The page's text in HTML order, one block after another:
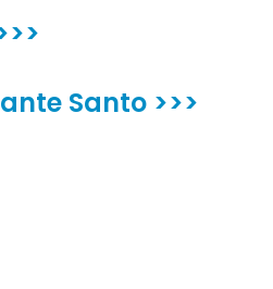
Santo >>>